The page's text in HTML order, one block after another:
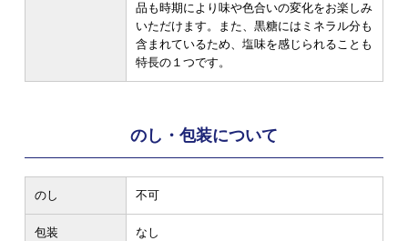
品も時期により味や色合いの変化をお楽しみ
いただけます。また、黒糖にはミネラル分も
含まれているため、塩味を感じられることも
特長の１つです。
のし・包装について
のし 不可
包装 なし